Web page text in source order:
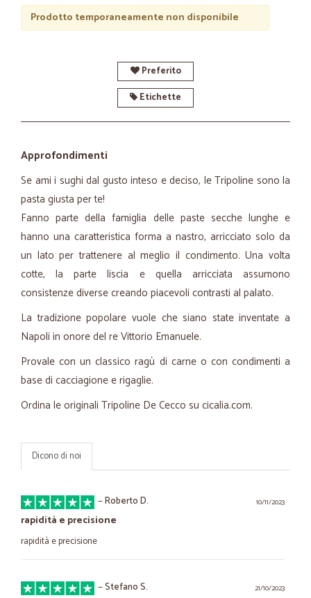
Prodotto temporaneamente non disponibile
Preferito
Etichette
Approfondimenti
Se ami i sughi dal gusto inteso e deciso, le Tripoline sono la
pasta giusta per te!
Fanno parte della famiglia delle paste secche lunghe e
hanno una caratteristica forma a nastro, arricciato solo da
un lato per trattenere al meglio il condimento. Una volta
cotte, la parte liscia e quella arricciata assumono
consistenze diverse creando piacevoli contrasti al palato.
La tradizione popolare vuole che siano state inventate a
Napoli in onore del re Vittorio Emanuele.
Provale con un classico ragù di carne o con condimenti a
base di cacciagione e rigaglie.
Ordina le originali Tripoline De Cecco su cicalia.com.
Dicono di noi
10/11/2023
—Roberto D.
rapidità e precisione
rapidità e precisione
21/10/2023
—Stefano S.